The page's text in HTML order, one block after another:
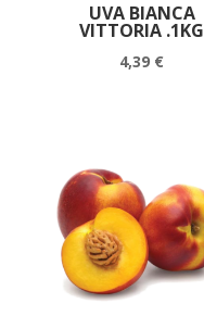
UVA BIANCA
VITTORIA .1KG
4,39 €